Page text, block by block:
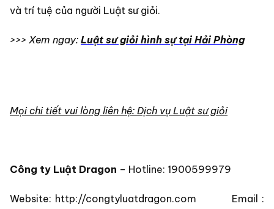
và trí tuệ của người Luật sư giỏi.
>>> Xem ngay: Luật sư giỏi hình sự tại Hải Phòng
Mọi chi tiết vui lòng liên hệ: Dịch vụ Luật sư giỏi
Công ty Luật Dragon – Hotline: 1900599979
Website: http://congtyluatdragon.com Email :